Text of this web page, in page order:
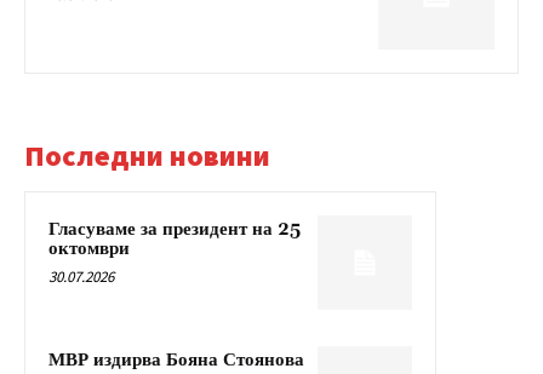
Последни новини
Гласуваме за президент на 25
октомври
30.07.2026
МВР издирва Бояна Стоянова